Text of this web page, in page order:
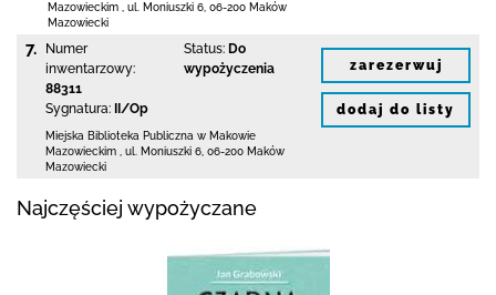
Mazowieckim
ul. Moniuszki 6 06-200 Maków
Mazowiecki
7.
Numer
inwentarzowy:
88311
Sygnatura:
II/Op
Status: Do
wypożyczenia
Miejska Biblioteka Publiczna w Makowie
Mazowieckim
ul. Moniuszki 6 06-200 Maków
Mazowiecki
zarezerwuj
dodaj do listy
Najczęściej wypożyczane